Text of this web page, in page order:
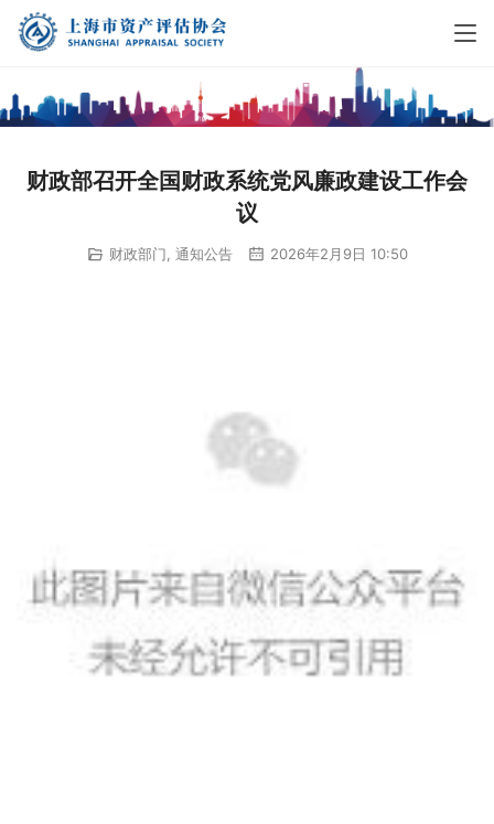
财政部召开全国财政系统党风廉政建设工作会
议
财政部门 通知公告 2026年2月9日 10:50